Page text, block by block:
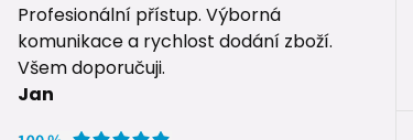
Profesionální přístup. Výborná
komunikace a rychlost dodání zboží.
Všem doporučuji.
Jan